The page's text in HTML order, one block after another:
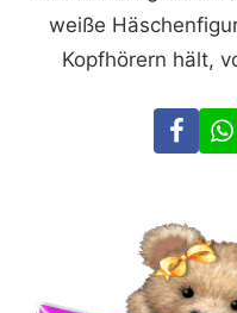
weiße
Kopfhörern hält,